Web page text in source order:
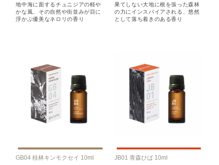
地中海に面するチュニジアの軽や
かな風、その自然や街並みが目に
浮かぶ優美なネロリの香り
果てしない大地に根を張った森林
の力にインスパイアされる、悠然
として落ち着きのある香り
GB04 桂林キンモクセイ 10ml JB01 青森ひば 10ml